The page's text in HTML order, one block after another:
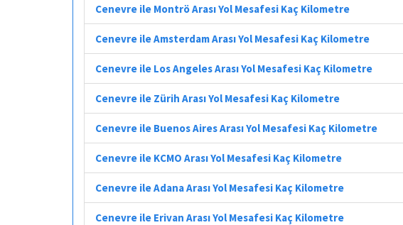
Cenevre ile Montrö Arası Yol Mesafesi Kaç Kilometre
Cenevre ile Amsterdam Arası Yol Mesafesi Kaç Kilometre
Cenevre ile Los Angeles Arası Yol Mesafesi Kaç Kilometre
Cenevre ile Zürih Arası Yol Mesafesi Kaç Kilometre
Cenevre ile Buenos Aires Arası Yol Mesafesi Kaç Kilometre
Cenevre ile KCMO Arası Yol Mesafesi Kaç Kilometre
Cenevre ile Adana Arası Yol Mesafesi Kaç Kilometre
Cenevre ile Erivan Arası Yol Mesafesi Kaç Kilometre